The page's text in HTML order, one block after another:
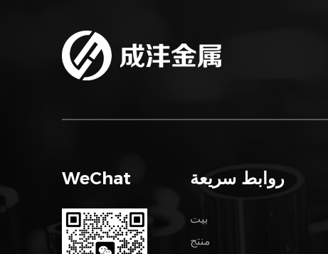
WeChat روابط سريعة
بيت
منتج